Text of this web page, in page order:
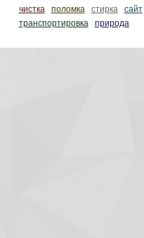
чистка
поломка стирка сайт
транспортировка
природа